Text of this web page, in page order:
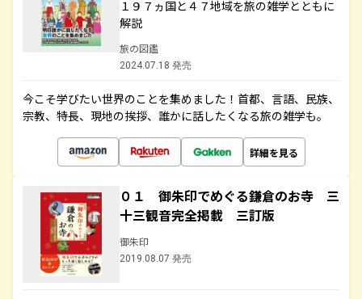
１９７ヵ国と４７地域を旅の雑学とともに
解説
旅の図鑑
2024.07.18 発売
今こそ学びたい世界のことを集めました！首都、言語、民族、
宗教、特長、現地の挨拶、誰かに話したくなる旅の雑学も。
詳細を見る
０１ 御朱印でめぐる鎌倉のお寺 三
十三観音完全掲載 三訂版
御朱印
2019.08.07 発売